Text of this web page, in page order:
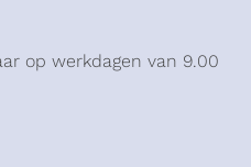
op werkdagen van 9.00